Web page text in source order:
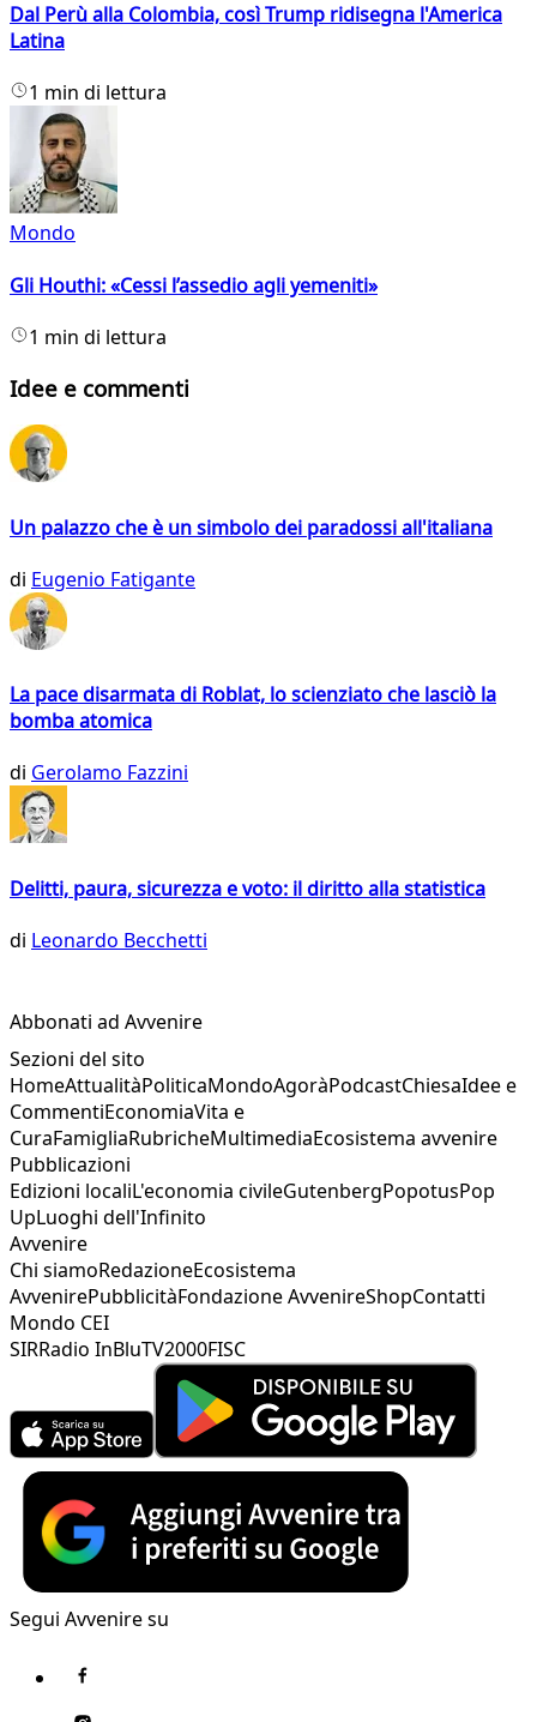
Dal Perù alla Colombia, così Trump ridisegna l'America
Latina
1 min di lettura
Mondo
Gli Houthi: «Cessi l’assedio agli yemeniti»
1 min di lettura
Idee e commenti
Un palazzo che è un simbolo dei paradossi all'italiana
di Eugenio Fatigante
La pace disarmata di Roblat, lo scienziato che lasciò la
bomba atomica
di Gerolamo Fazzini
Delitti, paura, sicurezza e voto: il diritto alla statistica
di Leonardo Becchetti
Abbonati ad Avvenire
Sezioni del sito
HomeAttualitàPoliticaMondoAgoràPodcastChiesaIdee e
CommentiEconomiaVita e
CuraFamigliaRubricheMultimediaEcosistema avvenire
Pubblicazioni
Edizioni localiL'economia civileGutenbergPopotusPop
UpLuoghi dell'Infinito
Avvenire
Chi siamoRedazioneEcosistema
AvvenirePubblicitàFondazione AvvenireShopContatti
Mondo CEI
SIRRadio InBluTV2000FISC
Segui Avvenire su